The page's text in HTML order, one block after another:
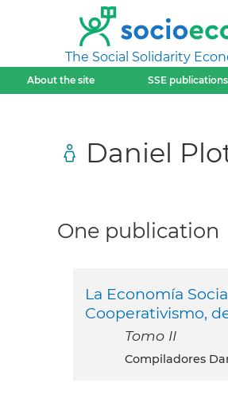
The Social Solidarity
About the site SSE publications
Daniel
One publication
La Economía
Cooperativismo,
Tomo II
Compiladores